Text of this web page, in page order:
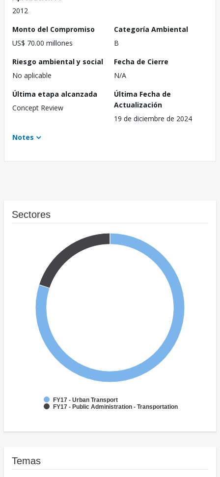
2012
Monto del Compromiso
US$ 70.00 millones
Categoría Ambiental
B
Riesgo ambiental y social
No aplicable
Fecha de Cierre
N/A
Última etapa alcanzada
Concept Review
Última Fecha de
Actualización
19 de diciembre de 2024
Notes
Sectores
FY17 - Urban Transport
FY17 - Public Administration - Transportation
Temas